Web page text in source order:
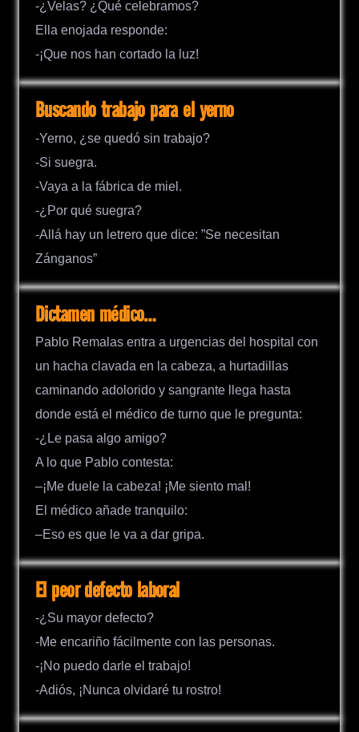
-¿Velas? ¿Qué celebramos?
Ella enojada responde:
-¡Que nos han cortado la luz!
Buscando trabajo para el yerno
-Yerno, ¿se quedó sin trabajo?
-Si suegra.
-Vaya a la fábrica de miel.
-¿Por qué suegra?
-Allá hay un letrero que dice: ”Se necesitan
Zánganos”
Dictamen médico…
Pablo Remalas entra a urgencias del hospital con
un hacha clavada en la cabeza, a hurtadillas
caminando adolorido y sangrante llega hasta
donde está el médico de turno que le pregunta:
-¿Le pasa algo amigo?
A lo que Pablo contesta:
–¡Me duele la cabeza! ¡Me siento mal!
El médico añade tranquilo:
–Eso es que le va a dar gripa.
El peor defecto laboral
-¿Su mayor defecto?
-Me encariño fácilmente con las personas.
-¡No puedo darle el trabajo!
-Adiós, ¡Nunca olvidaré tu rostro!